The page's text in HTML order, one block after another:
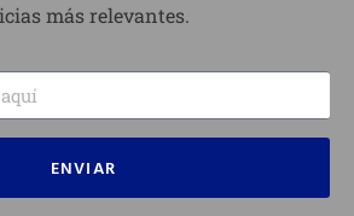
más relevantes.
ENVIAR